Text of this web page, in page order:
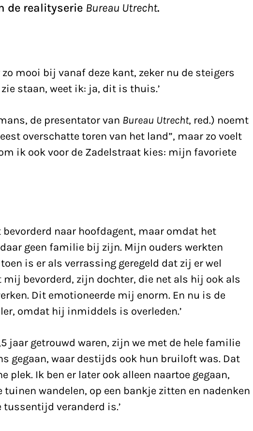
de realityserie Bureau Utrecht.
zo mooi bij vanaf deze kant, zeker nu de steigers
staan, weet ik: ja, dit is thuis.’
de presen­­tator van Bureau Utrecht, red.) noemt
overschatte toren van het land”, maar zo voelt
ik ook voor de Zadelstraat kies: mijn favoriete
bevorderd naar hoofdagent, maar omdat het
geen familie bij zijn. Mijn ouders werkten
is er als verrassing geregeld dat zij er wel
mij bevorderd, zijn dochter, die net als hij ook als
Dit emotioneerde mij enorm. En nu is de
omdat hij inmiddels is overleden.’
jaar getrouwd waren, zijn we met de hele familie
gegaan, waar destijds ook hun bruiloft was. Dat
plek. Ik ben er later ook alleen naartoe gegaan,
wandelen, op een bankje zitten en nadenken
tussentijd veranderd is.’